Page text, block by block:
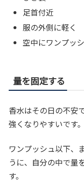
足首付近
服の外側に軽く
空中にワンプッ
量を固定する
香水はその日の不安
強くなりやすいです。
ワンプッシュ以下、
うに、自分の中で量
す。